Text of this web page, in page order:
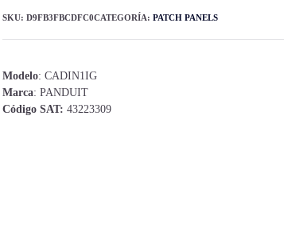
Modelo: CADIN1IG
Marca: PANDUIT
Código SAT: 43223309
SKU: D9FB3FBCDFC0CATEGORÍA: PATCH PANELS